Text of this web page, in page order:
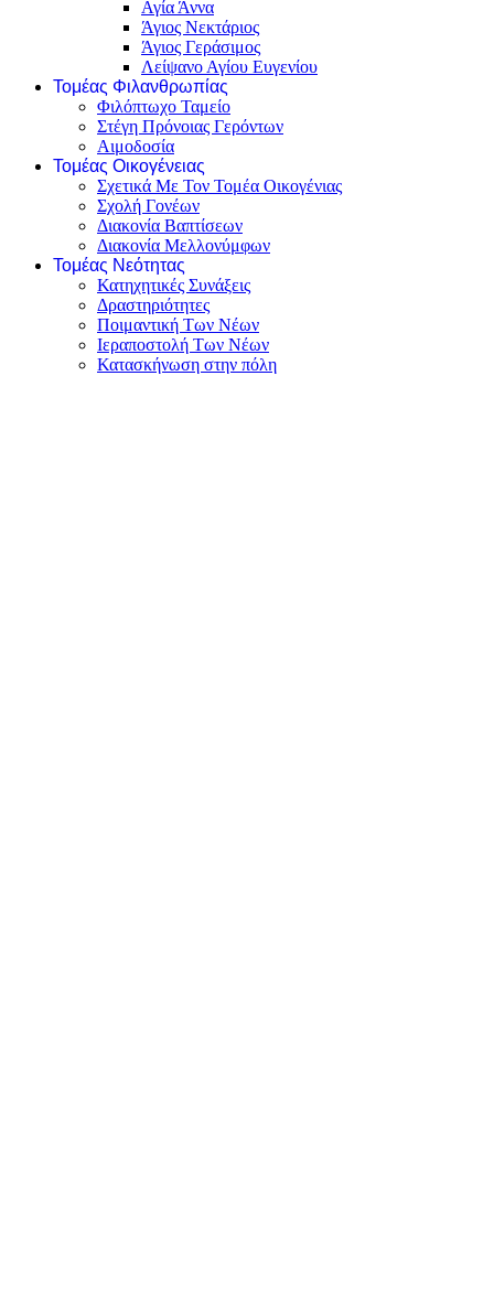
Αγία Άννα
Άγιος Νεκτάριος
Άγιος Γεράσιμος
Λείψανο Αγίου Ευγενίου
Τομέας Φιλανθρωπίας
Φιλόπτωχο Ταμείο
Στέγη Πρόνοιας Γερόντων
Αιμοδοσία
Τομέας Οικογένειας
Σχετικά Με Τον Τομέα Οικογένιας
Σχολή Γονέων
Διακονία Βαπτίσεων
Διακονία Μελλονύμφων
Τομέας Νεότητας
Κατηχητικές Συνάξεις
Δραστηριότητες
Ποιμαντική Των Νέων
Ιεραποστολή Των Νέων
Κατασκήνωση στην πόλη